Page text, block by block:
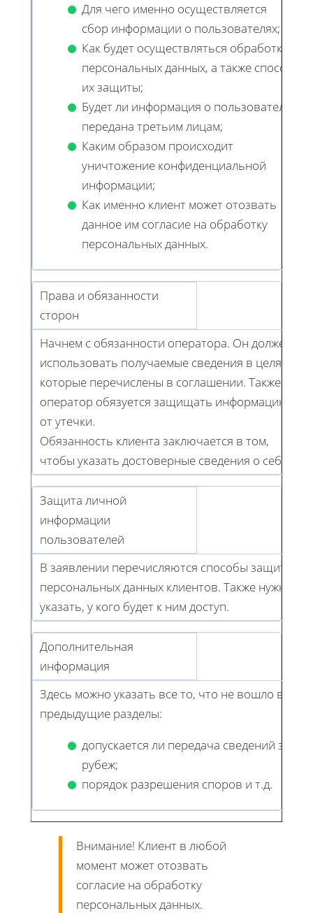
Для чего именно осуществляется
сбор информации о пользователях;
Как будет осуществляться обработка
персональных данных, а также способ
их защиты;
Будет ли информация о пользователе
передана третьим лицам;
Каким образом происходит
уничтожение конфиденциальной
информации;
Как именно клиент может отозвать
данное им согласие на обработку
персональных данных.
Права и обязанности
сторон
Начнем с обязанности оператора. Он должен
использовать получаемые сведения в целях,
которые перечислены в соглашении. Также
оператор обязуется защищать информацию
от утечки.
Обязанность клиента заключается в том,
чтобы указать достоверные сведения о себе.
Защита личной
информации
пользователей
В заявлении перечисляются способы защиты
персональных данных клиентов. Также нужно
указать, у кого будет к ним доступ.
Дополнительная
информация
Здесь можно указать все то, что не вошло в
предыдущие разделы:
допускается ли передача сведений за
рубеж;
порядок разрешения споров и т.д.
Внимание! Клиент в любой
момент может отозвать
согласие на обработку
персональных данных.